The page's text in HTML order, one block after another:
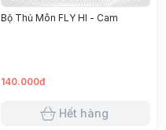
Bộ Thủ Môn FLY HI - Cam
140.000đ
Hết hàng